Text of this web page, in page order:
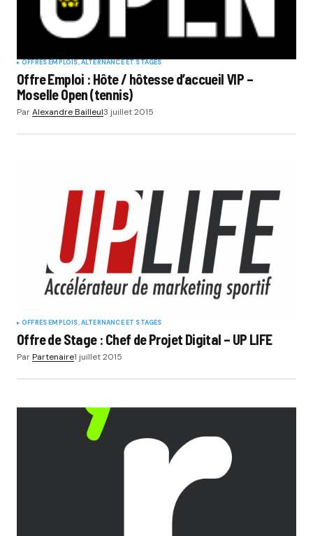
OFFRES EMPLOIS, ALTERNANCE ET STAGES
Offre Emploi : Hôte / hôtesse d’accueil VIP –
Moselle Open (tennis)
ParAlexandre Bailleul3 juillet 2015
OFFRES EMPLOIS, ALTERNANCE ET STAGES
Offre de Stage : Chef de Projet Digital – UP LIFE
ParPartenaire1 juillet 2015